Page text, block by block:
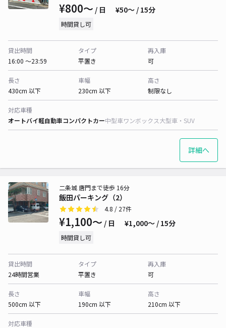
¥800〜 / 日 ¥50〜 / 15分
時間貸し可
貸出時間
16:00 〜23:59
タイプ
平置き
再入庫
可
長さ
430cm 以下
車幅
230cm 以下
高さ
制限なし
対応車種
オートバイ軽自動車コンパクトカー中型車ワンボックス大型車・SUV
詳細へ
飯田パーキング（2）
二条城 唐門まで徒歩 16分
4.8 / 27件
¥1,100〜 / 日 ¥1,000〜 / 15分
時間貸し可
貸出時間
24時間営業
タイプ
平置き
再入庫
可
長さ
500cm 以下
車幅
190cm 以下
高さ
210cm 以下
対応車種